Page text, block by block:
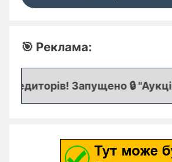
🎯 Реклама:
Запущено 🔒